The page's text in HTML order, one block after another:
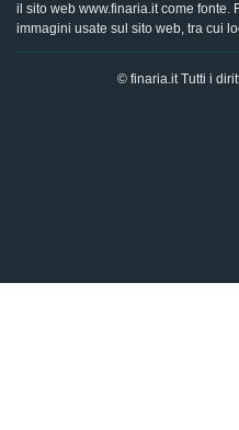
il sito web www.finaria.it come
immagini usate sul sito web, tra cui
© finaria.it Tutti i